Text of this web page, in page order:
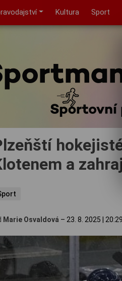
Kultura Sport
a
Marie Osvaldová – 23. 8. 2025 20:29